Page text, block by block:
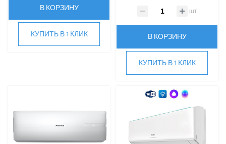
В КОРЗИНУ
КУПИТЬ В 1 КЛИК
шт
В КОРЗИНУ
КУПИТЬ В 1 КЛИК